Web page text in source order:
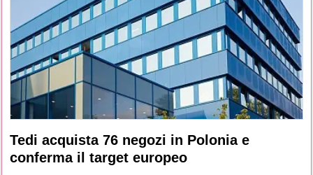
Tedi acquista 76 negozi in Polonia e
conferma il target europeo